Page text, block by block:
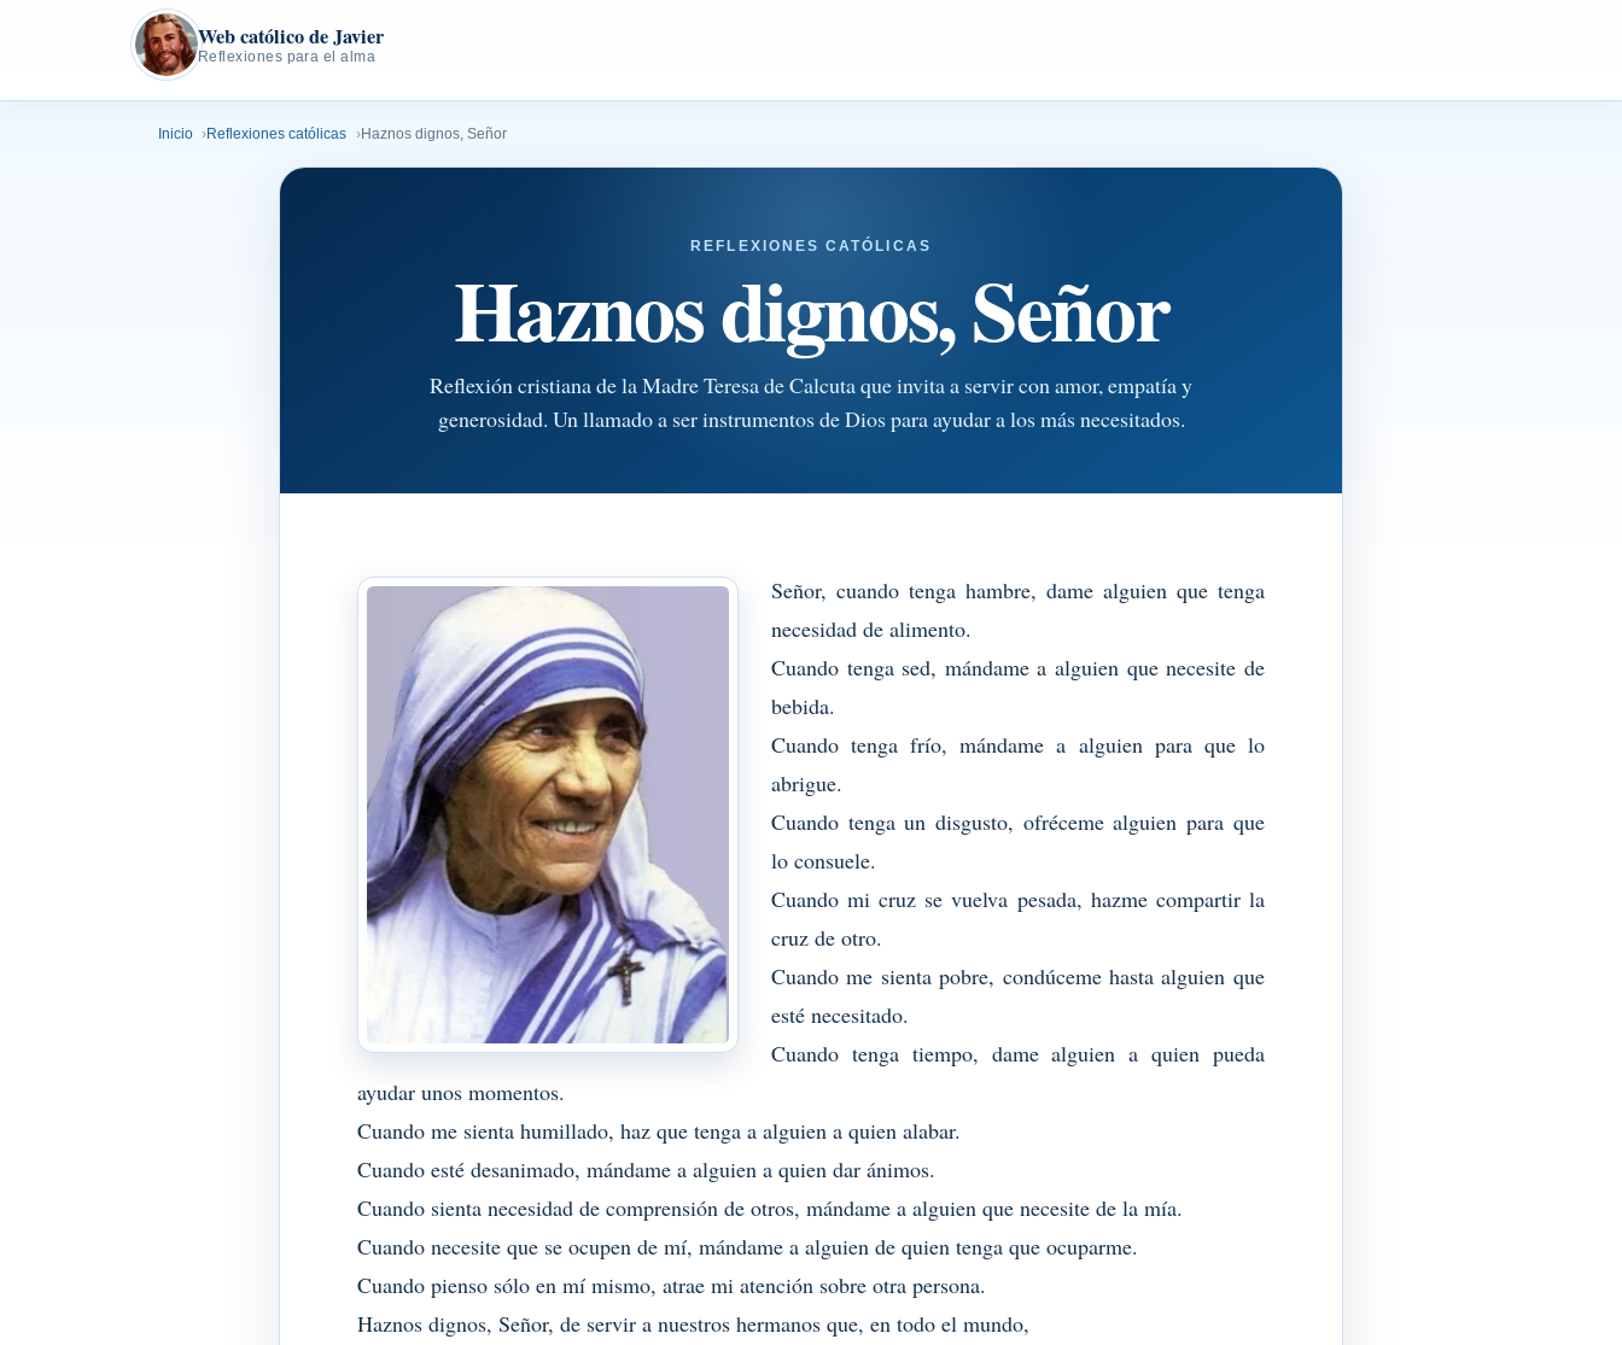
Web católico de Javier
Reflexiones para el alma
Inicio Reflexiones católicas Haznos dignos, Señor
REFLEXIONES CATÓLICAS
Haznos dignos, Señor
Reflexión cristiana de la Madre Teresa de Calcuta que invita a servir con amor, empatía y
generosidad. Un llamado a ser instrumentos de Dios para ayudar a los más necesitados.
Señor, cuando tenga hambre, dame alguien que tenga
necesidad de alimento.
Cuando tenga sed, mándame a alguien que necesite de
bebida.
Cuando tenga frío, mándame a alguien para que lo
abrigue.
Cuando tenga un disgusto, ofréceme alguien para que
lo consuele.
Cuando mi cruz se vuelva pesada, hazme compartir la
cruz de otro.
Cuando me sienta pobre, condúceme hasta alguien que
esté necesitado.
Cuando tenga tiempo, dame alguien a quien pueda
ayudar unos momentos.
Cuando me sienta humillado, haz que tenga a alguien a quien alabar.
Cuando esté desanimado, mándame a alguien a quien dar ánimos.
Cuando sienta necesidad de comprensión de otros, mándame a alguien que necesite de la mía.
Cuando necesite que se ocupen de mí, mándame a alguien de quien tenga que ocuparme.
Cuando pienso sólo en mí mismo, atrae mi atención sobre otra persona.
Haznos dignos, Señor, de servir a nuestros hermanos que, en todo el mundo,